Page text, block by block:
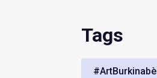
Tags
#ArtBurkinabè